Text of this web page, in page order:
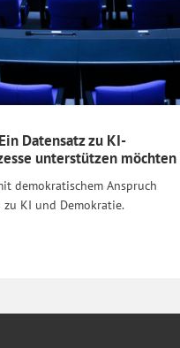
Datensatz zu KI-
unterstützen möchten
demokratischem Anspruch
KI und Demokratie.